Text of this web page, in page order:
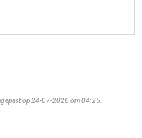
op 24-07-2026 om 04:25.